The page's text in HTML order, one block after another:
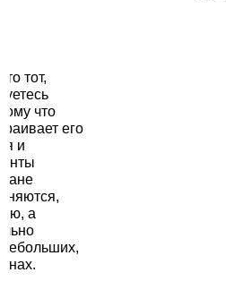
тот,
что
его
и
а
небольших,